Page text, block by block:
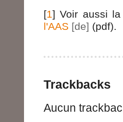
[1] Voir aussi la
l'AAS
(pdf).
Trackbacks
Aucun